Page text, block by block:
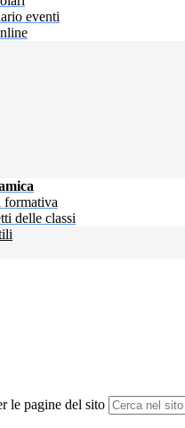
eventi
formativa
delle classi
le pagine del sito